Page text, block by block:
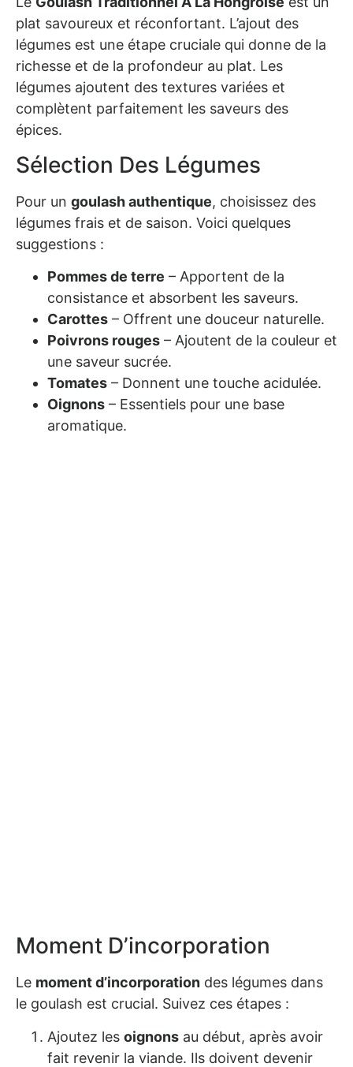
plat savoureux et réconfortant. L’ajout des
légumes est une étape cruciale qui donne de la
richesse et de la profondeur au plat. Les
légumes ajoutent des textures variées et
complètent parfaitement les saveurs des
épices.
Sélection Des Légumes
Pour un goulash authentique, choisissez des
légumes frais et de saison. Voici quelques
suggestions :
Pommes de terre – Apportent de la
consistance et absorbent les saveurs.
Carottes – Offrent une douceur naturelle.
Poivrons rouges – Ajoutent de la couleur et
une saveur sucrée.
Tomates – Donnent une touche acidulée.
Oignons – Essentiels pour une base
aromatique.
Moment D’incorporation
Le moment d’incorporation des légumes dans
le goulash est crucial. Suivez ces étapes :
Ajoutez les oignons au début, après avoir
fait revenir la viande. Ils doivent devenir